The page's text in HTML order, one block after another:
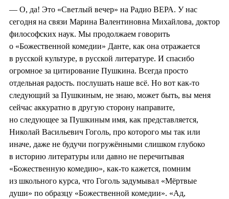
— О, да! Это «Светлый вечер» на Радио ВЕРА. У нас
сегодня на связи Марина Валентиновна Михайлова, доктор
философских наук. Мы продолжаем говорить
о «Божественной комедии» Данте, как она отражается
в русской культуре, в русской литературе. И спасибо
огромное за цитирование Пушкина. Всегда просто
отдельная радость. послушать наше всё. Но вот как-то
следующий за Пушкиным, не знаю, может быть, вы меня
сейчас аккуратно в другую сторону направите,
но следующее за Пушкиным имя, как представляется,
Николай Васильевич Гоголь, про которого мы так или
иначе, даже не будучи погружёнными слишком глубоко
в историю литературы или давно не перечитывая
«Божественную комедию», как-то кажется, помним
из школьного курса, что Гоголь задумывал «Мёртвые
души» по образцу «Божественной комедии». «Ад,